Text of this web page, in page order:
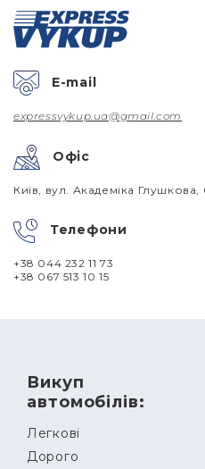
E-mail
expressvykup.ua@gmail.com
Офіс
Київ, вул. Академіка
Телефони
+38 044 232 11 73
+38 067 513 10 15
Викуп
автомобілів:
Легкові
Дорого